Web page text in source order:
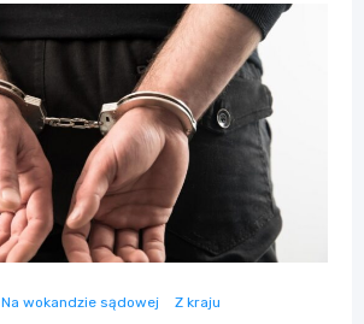
Na wokandzie sądowej Z kraju